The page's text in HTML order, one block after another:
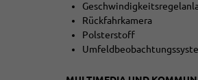
Rückfahrkamera
Polsterstoff